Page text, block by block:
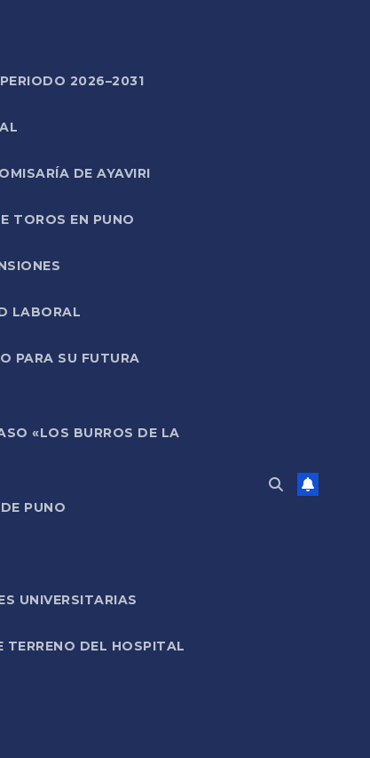
2026–2031
DE AYAVIRI
TOROS EN PUNO
LABORAL
PARA SU FUTURA
«LOS BURROS DE LA
PUNO
UNIVERSITARIAS
TERRENO DEL HOSPITAL